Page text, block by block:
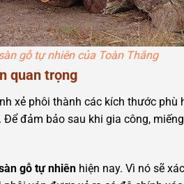
gỗ tự nhiên của Toàn Thắng
quan trọng
xẻ phôi thành các kích thước phù
đảm bảo sau khi gia công,
gỗ tự nhiên hiện nay. Vì nó sẽ